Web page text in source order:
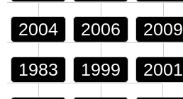
2004 2006 2009
1983 1999 2001